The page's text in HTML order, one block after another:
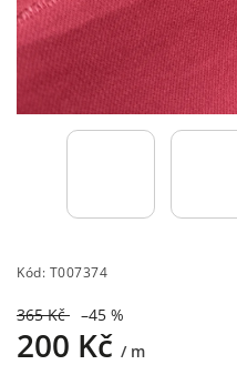
Kód: T007374
365 Kč –45 %
200 Kč / m